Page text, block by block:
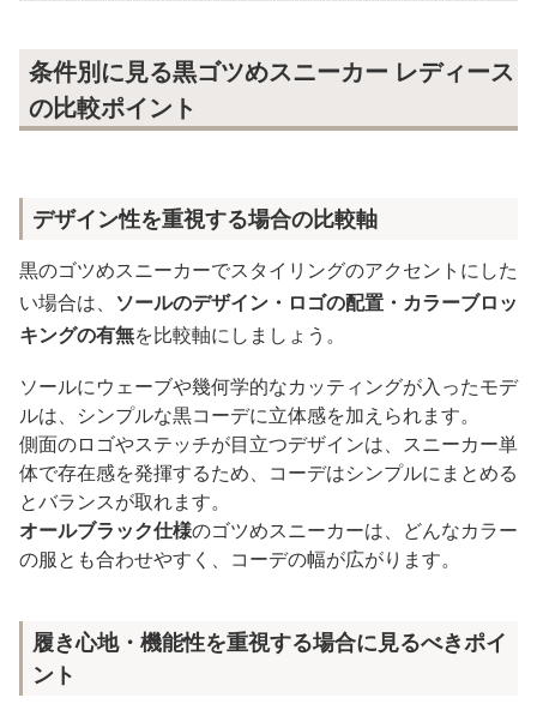
条件別に見る黒ゴツめスニーカー レディース
の比較ポイント
デザイン性を重視する場合の比較軸
黒のゴツめスニーカーでスタイリングのアクセントにした
い場合は、 ソールのデザイン・ロゴの配置・カラーブロッ
キングの有無を比較軸にしましょう。
ソールにウェーブや幾何学的なカッティングが入ったモデ
ルは、シンプルな黒コーデに立体感を加えられます。
側面のロゴやステッチが目立つデザインは、スニーカー単
体で存在感を発揮するため、コーデはシンプルにまとめる
とバランスが取れます。
オールブラック仕様のゴツめスニーカーは、どんなカラー
の服とも合わせやすく、コーデの幅が広がります。
履き心地・機能性を重視する場合に見るべきポイ
ント